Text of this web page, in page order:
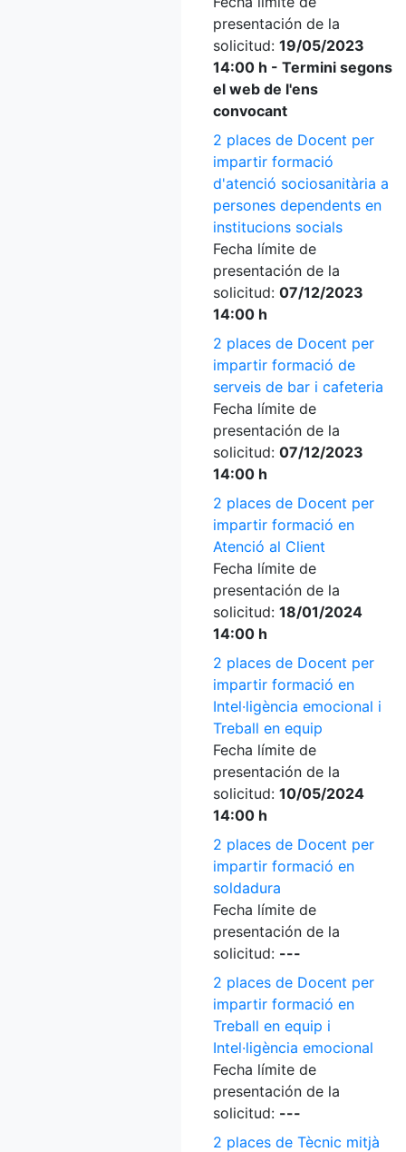
presentación de la
solicitud: 19/05/2023
14:00 h - Termini segons
el web de l'ens
convocant
2 places de Docent per
impartir formació
d'atenció sociosanitària a
persones dependents en
institucions socials
Fecha límite de
presentación de la
solicitud: 07/12/2023
14:00 h
2 places de Docent per
impartir formació de
serveis de bar i cafeteria
Fecha límite de
presentación de la
solicitud: 07/12/2023
14:00 h
2 places de Docent per
impartir formació en
Atenció al Client
Fecha límite de
presentación de la
solicitud: 18/01/2024
14:00 h
2 places de Docent per
impartir formació en
Intel·ligència emocional i
Treball en equip
Fecha límite de
presentación de la
solicitud: 10/05/2024
14:00 h
2 places de Docent per
impartir formació en
soldadura
Fecha límite de
presentación de la
solicitud: ---
2 places de Docent per
impartir formació en
Treball en equip i
Intel·ligència emocional
Fecha límite de
presentación de la
solicitud: ---
2 places de Tècnic mitjà